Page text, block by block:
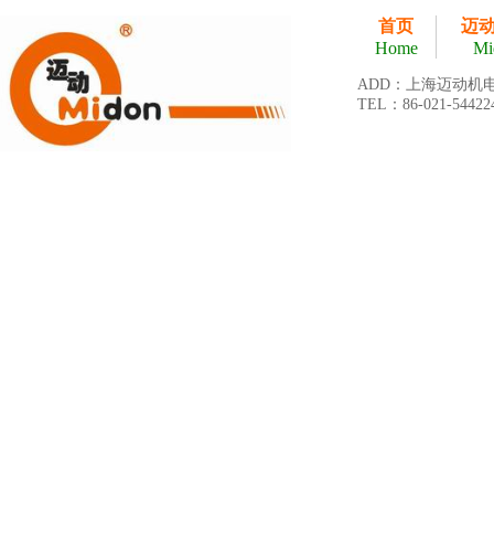
首页
Home
迈
ADD：上海迈动机
TEL：86-021-